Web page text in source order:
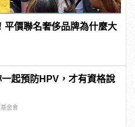
價聯名奢侈品牌為什麼大
起預防HPV，才有資格說
金會